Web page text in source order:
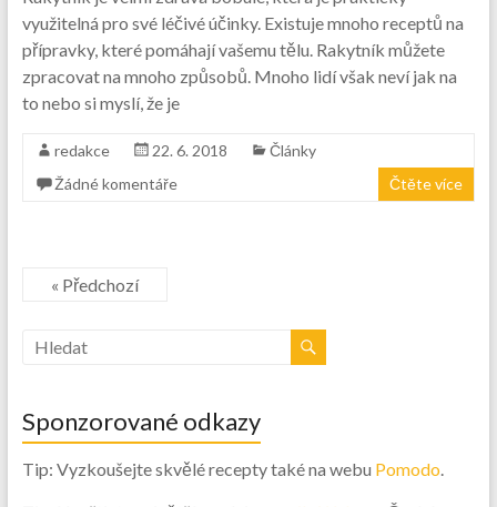
využitelná pro své léčivé účinky. Existuje mnoho receptů na
přípravky, které pomáhají vašemu tělu. Rakytník můžete
zpracovat na mnoho způsobů. Mnoho lidí však neví jak na
to nebo si myslí, že je
redakce 22. 6. 2018
Články
Žádné komentáře
Čtěte více
« Předchozí
Sponzorované odkazy
Tip: Vyzkoušejte skvělé recepty také na webu Pomodo.